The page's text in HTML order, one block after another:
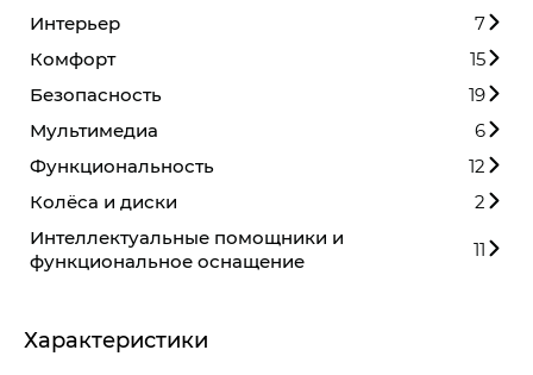
Интерьер
7
Комфорт
15
Безопасность
19
Мультимедиа
6
Функциональность
12
Колёса и диски
2
Интеллектуальные помощники и
функциональное оснащение
11
Характеристики